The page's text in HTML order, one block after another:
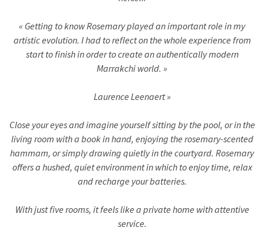
« Getting to know Rosemary played an important role in my
artistic evolution. I had to reflect on the whole experience from
start to finish in order to create an authentically modern
Marrakchi world. »
Laurence Leenaert »
Close your eyes and imagine yourself sitting by the pool, or in the
living room with a book in hand, enjoying the rosemary-scented
hammam, or simply drawing quietly in the courtyard. Rosemary
offers a hushed, quiet environment in which to enjoy time, relax
and recharge your batteries.
With just five rooms, it feels like a private home with attentive
service.